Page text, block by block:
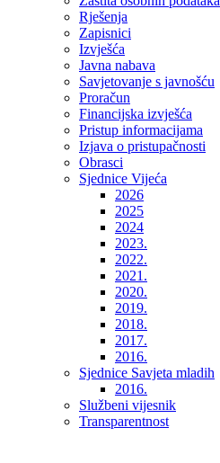
Rješenja
Zapisnici
Izvješća
Javna nabava
Savjetovanje s javnošću
Proračun
Financijska izvješća
Pristup informacijama
Izjava o pristupačnosti
Obrasci
Sjednice Vijeća
2026
2025
2024
2023.
2022.
2021.
2020.
2019.
2018.
2017.
2016.
Sjednice Savjeta mladih
2016.
Službeni vijesnik
Transparentnost